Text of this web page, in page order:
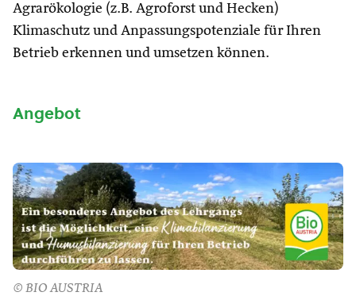
Agrarökologie (z.B. Agroforst und Hecken)
Klimaschutz und Anpassungspotenziale für Ihren
Betrieb erkennen und umsetzen können.
Angebot
© BIO AUSTRIA